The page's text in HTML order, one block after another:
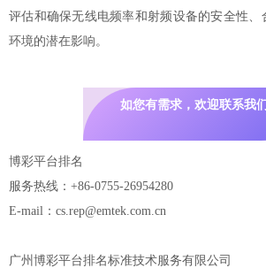
评估和确保无线电频率和射频设备的安全性、
环境的潜在影响。
如您有需求，欢迎联系我
博彩平台排名
服务热线：+86-0755-26954280
E-mail：cs.rep@emtek.com.cn
广州博彩平台排名标准技术服务有限公司